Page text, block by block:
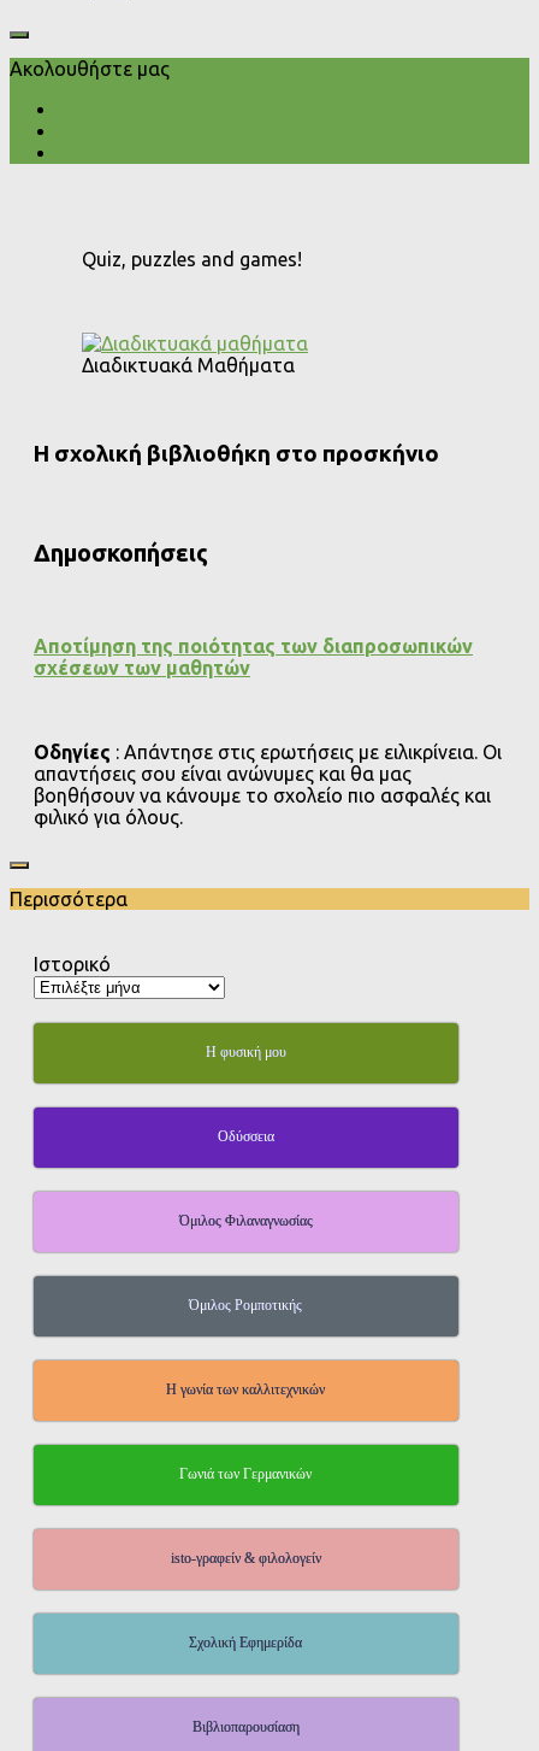
Ακολουθήστε μας
Quiz, puzzles and games!
Διαδικτυακά Μαθήματα
Η σχολική βιβλιοθήκη στο προσκήνιο
Δημοσκοπήσεις
Αποτίμηση της ποιότητας των διαπροσωπικών
σχέσεων των μαθητών
Οδηγίες : Απάντησε στις ερωτήσεις με ειλικρίνεια. Οι
απαντήσεις σου είναι ανώνυμες και θα μας
βοηθήσουν να κάνουμε το σχολείο πιο ασφαλές και
φιλικό για όλους.
Περισσότερα
Ιστορικό
Η φυσική μου
Οδύσσεια
Όμιλος Φιλαναγνωσίας
Όμιλος Ρομποτικής
Η γωνία των καλλιτεχνικών
Γωνιά των Γερμανικών
isto-γραφείν & φιλολογείν
Σχολική Εφημερίδα
Βιβλιοπαρουσίαση